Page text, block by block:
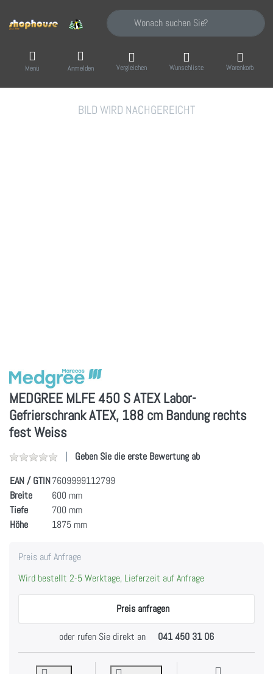
Geben Sie einen Suchbegriff ein. Während
Menü Anmelden Vergleichen Wunschliste Warenkorb
MEDGREE MLFE 450 S ATEX Labor-
Gefrierschrank ATEX, 188 cm Bandung rechts
fest Weiss
Geben Sie die erste Bewertung ab
EAN / GTIN7609999112799
Breite
600 mm
Tiefe
700 mm
Höhe
1875 mm
Preis auf Anfrage
Wird bestellt 2-5 Werktage, Lieferzeit auf Anfrage
Preis anfragen
oder rufen Sie direkt an 041 450 31 06